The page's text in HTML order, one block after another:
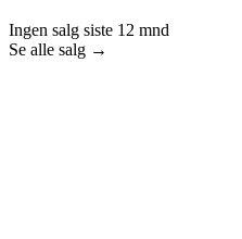
Ingen salg siste 12 mnd
Se alle salg →